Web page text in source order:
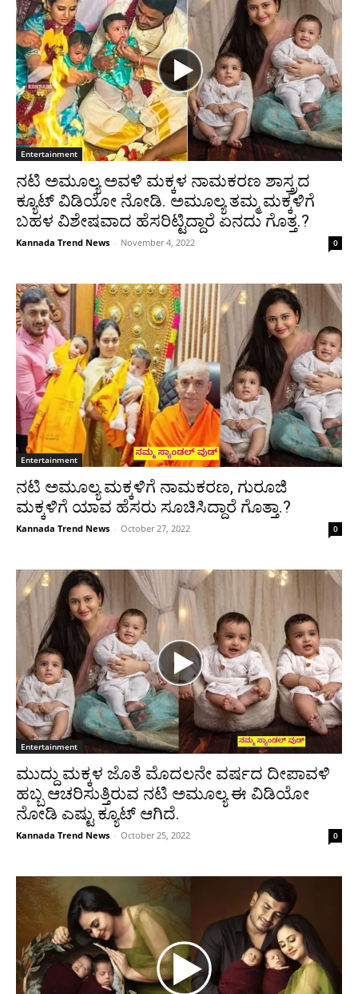
Entertainment
ನಟಿ ಅಮೂಲ್ಯ ಅವಳಿ ಮಕ್ಕಳ ನಾಮಕರಣ ಶಾಸ್ತ್ರದ
ಕ್ಯೂಟ್ ವಿಡಿಯೋ ನೋಡಿ. ಅಮೂಲ್ಯ ತಮ್ಮ ಮಕ್ಕಳಿಗೆ
ಬಹಳ ವಿಶೇಷವಾದ ಹೆಸರಿಟ್ಟಿದ್ದಾರೆ ಏನದು ಗೊತ್ತ.?
Kannada Trend News - November 4, 2022 0
Entertainment
ನಟಿ ಅಮೂಲ್ಯ ಮಕ್ಕಳಿಗೆ ನಾಮಕರಣ, ಗುರೂಜಿ
ಮಕ್ಕಳಿಗೆ ಯಾವ ಹೆಸರು ಸೂಚಿಸಿದ್ದಾರೆ ಗೊತ್ತಾ.?
Kannada Trend News - October 27, 2022 0
Entertainment
ಮುದ್ದು ಮಕ್ಕಳ ಜೊತೆ ಮೊದಲನೇ ವರ್ಷದ ದೀಪಾವಳಿ
ಹಬ್ಬ ಆಚರಿಸುತ್ತಿರುವ ನಟಿ ಅಮೂಲ್ಯ ಈ ವಿಡಿಯೋ
ನೋಡಿ ಎಷ್ಟು ಕ್ಯೂಟ್ ಆಗಿದೆ.
Kannada Trend News - October 25, 2022 0